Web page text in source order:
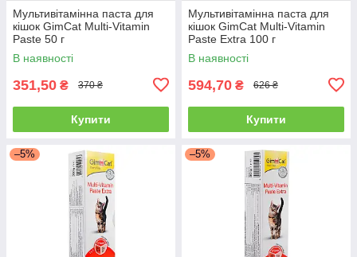
Мультивітамінна паста для
кішок GimCat Multi-Vitamin
Paste 50 г
В наявності
351,50 ₴ 370 ₴
Купити
Мультивітамінна паста для
кішок GimCat Multi-Vitamin
Paste Extra 100 г
В наявності
594,70 ₴ 626 ₴
Купити
–5% –5%